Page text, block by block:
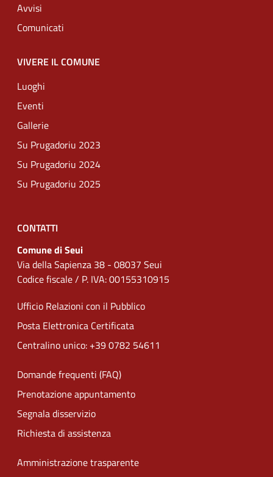
Avvisi
Comunicati
VIVERE IL COMUNE
Luoghi
Eventi
Gallerie
Su Prugadoriu 2023
Su Prugadoriu 2024
Su Prugadoriu 2025
CONTATTI
Comune di Seui
Via della Sapienza 38 - 08037 Seui
Codice fiscale / P. IVA: 00155310915
Ufficio Relazioni con il Pubblico
Posta Elettronica Certificata
Centralino unico: +39 0782 54611
Domande frequenti (FAQ)
Prenotazione appuntamento
Segnala disservizio
Richiesta di assistenza
Amministrazione trasparente